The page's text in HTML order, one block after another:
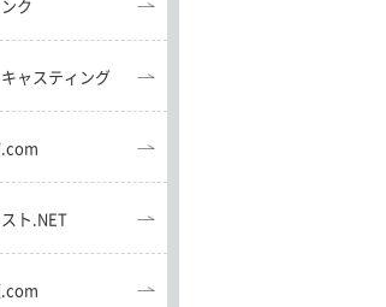
ク
ャスティング
ト.NET